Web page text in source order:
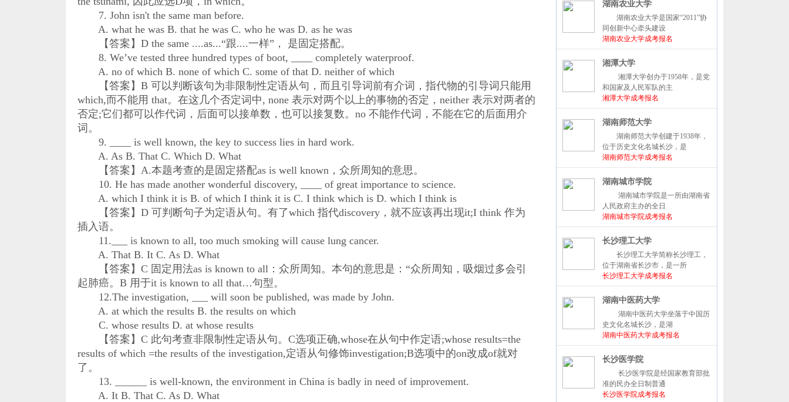
7. John isn't the same man before.
A. what he was B. that he was C. who he was D. as he was
【答案】D the same ....as...“跟....一样”， 是固定搭配。
8. We’ve tested three hundred types of boot, ____ completely waterproof.
A. no of which B. none of which C. some of that D. neither of which
【答案】B 可以判断该句为非限制性定语从句，而且引导词前有介词，指代物的引导词只能用
which,而不能用 that。在这几个否定词中, none 表示对两个以上的事物的否定，neither 表示对两者的
否定;它们都可以作代词，后面可以接单数，也可以接复数。no 不能作代词，不能在它的后面用介
词。
9. ____ is well known, the key to success lies in hard work.
A. As B. That C. Which D. What
【答案】A.本题考查的是固定搭配as is well known，众所周知的意思。
10. He has made another wonderful discovery, ____ of great importance to science.
A. which I think it is B. of which I think it is C. I think which is D. which I think is
【答案】D 可判断句子为定语从句。有了which 指代discovery，就不应该再出现it;I think 作为
插入语。
11.___ is known to all, too much smoking will cause lung cancer.
A. That B. It C. As D. What
【答案】C 固定用法as is known to all：众所周知。本句的意思是：“众所周知，吸烟过多会引
起肺癌。B 用于it is known to all that…句型。
12.The investigation, ___ will soon be published, was made by John.
A. at which the results B. the results on which
C. whose results D. at whose results
【答案】C 此句考查非限制性定语从句。C选项正确,whose在从句中作定语;whose results=the
results of which =the results of the investigation,定语从句修饰investigation;B选项中的on改成of就对
了。
13. ______ is well-known, the environment in China is badly in need of improvement.
A. It B. That C. As D. What
湖南农业大学
湖南农业大学是国家“2011”协
同创新中心牵头建设
湖南农业大学成考报名
湘潭大学
湘潭大学创办于1958年，是党
和国家及人民军队的主
湘潭大学成考报名
湖南师范大学
湖南师范大学创建于1938年，
位于历史文化名城长沙，是
湖南师范大学成考报名
湖南城市学院
湖南城市学院是一所由湖南省
人民政府主办的全日
湖南城市学院成考报名
长沙理工大学
长沙理工大学简称长沙理工，
位于湖南省长沙市，是一所
长沙理工大学成考报名
湖南中医药大学
湖南中医药大学坐落于中国历
史文化名城长沙，是湖
湖南中医药大学成考报名
长沙医学院
长沙医学院是经国家教育部批
准的民办全日制普通
长沙医学院成考报名